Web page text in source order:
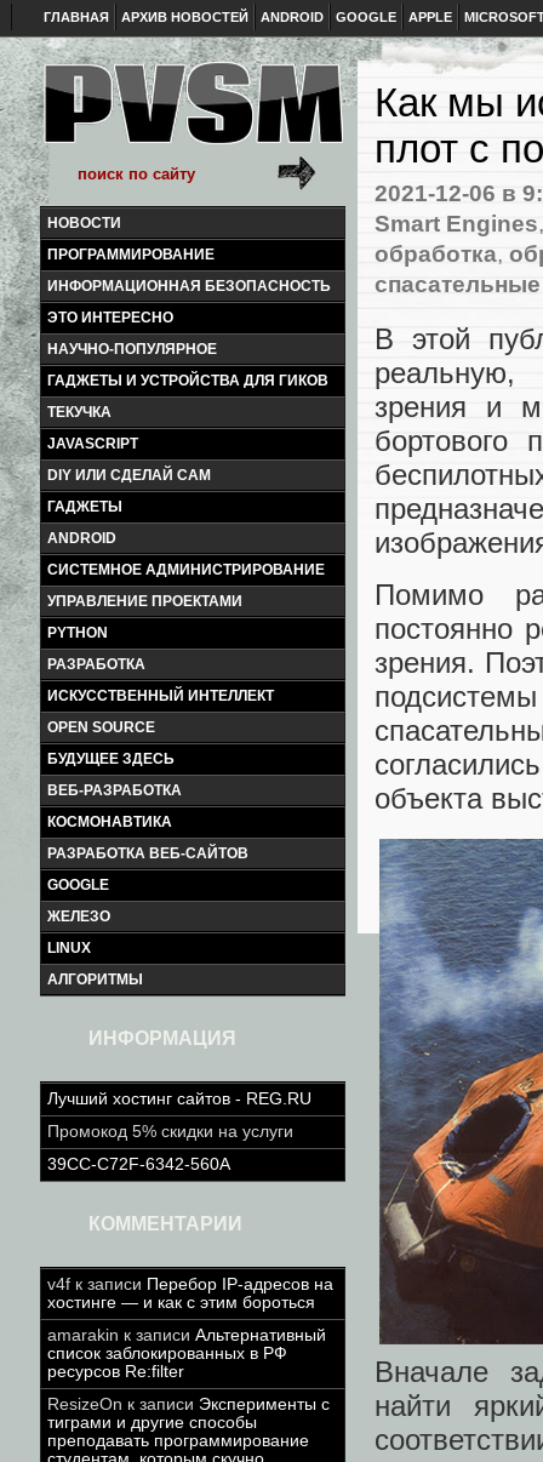
ГЛАВНАЯ АРХИВ НОВОСТЕЙ ANDROID GOOGLE APPLE
НОВОСТИ
ПРОГРАММИРОВАНИЕ
ИНФОРМАЦИОННАЯ БЕЗОПАСНОСТЬ
ЭТО ИНТЕРЕСНО
НАУЧНО-ПОПУЛЯРНОЕ
ГАДЖЕТЫ И УСТРОЙСТВА ДЛЯ ГИКОВ
ТЕКУЧКА
JAVASCRIPT
DIY ИЛИ СДЕЛАЙ САМ
ГАДЖЕТЫ
ANDROID
СИСТЕМНОЕ АДМИНИСТРИРОВАНИЕ
УПРАВЛЕНИЕ ПРОЕКТАМИ
PYTHON
РАЗРАБОТКА
ИСКУССТВЕННЫЙ ИНТЕЛЛЕКТ
OPEN SOURCE
БУДУЩЕЕ ЗДЕСЬ
ВЕБ-РАЗРАБОТКА
КОСМОНАВТИКА
РАЗРАБОТКА ВЕБ-САЙТОВ
GOOGLE
ЖЕЛЕЗО
LINUX
АЛГОРИТМЫ
ИНФОРМАЦИЯ
Лучший хостинг сайтов - REG.RU
Промокод 5% скидки на услуги
39CC-C72F-6342-560A
КОММЕНТАРИИ
v4f к записи Перебор IP-адресов на
хостинге — и как с этим бороться
amarakin к записи Альтернативный
список заблокированных в РФ
ресурсов Re:filter
ResizeOn к записи Эксперименты с
тиграми и другие способы
преподавать программирование
Как мы
плот c
2021-12-06 в
Smart Engines
обработка,
В этой
реальную,
зрения и
бортового
Помимо
постоянно
зрения.
объекта
Вначале
найти